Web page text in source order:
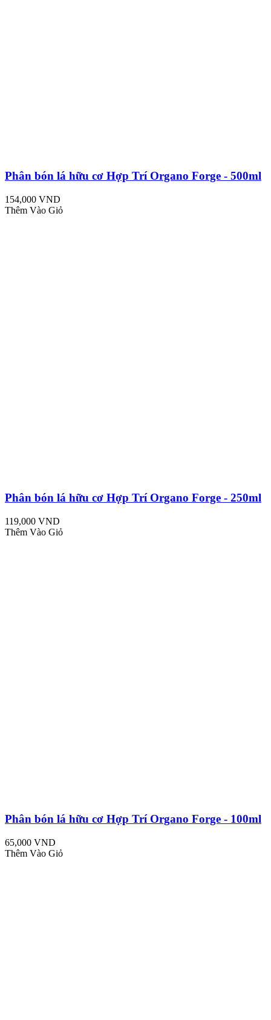
Phân bón lá hữu cơ Hợp Trí Organo Forge - 500ml
154,000 VND
Thêm Vào Giỏ
Phân bón lá hữu cơ Hợp Trí Organo Forge - 250ml
119,000 VND
Thêm Vào Giỏ
Phân bón lá hữu cơ Hợp Trí Organo Forge - 100ml
65,000 VND
Thêm Vào Giỏ